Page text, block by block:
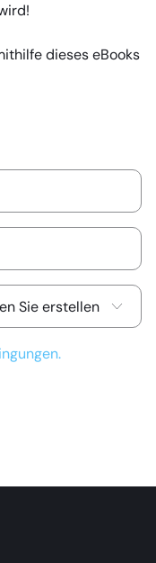
dieses eBooks